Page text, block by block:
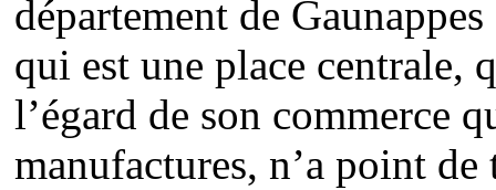
département de
qui est une place centrale,
l’égard de son commerce
manufactures, n’a point